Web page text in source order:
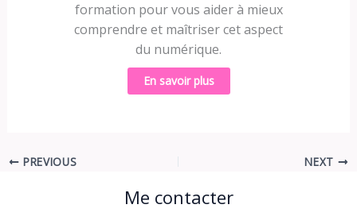
formation pour vous aider à mieux
comprendre et maîtriser cet aspect
du numérique.
En savoir plus
PREVIOUS NEXT
Me contacter